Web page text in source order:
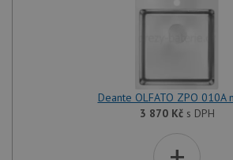
Deante OLFATO ZPO 010A
3 870 Kčs DPH